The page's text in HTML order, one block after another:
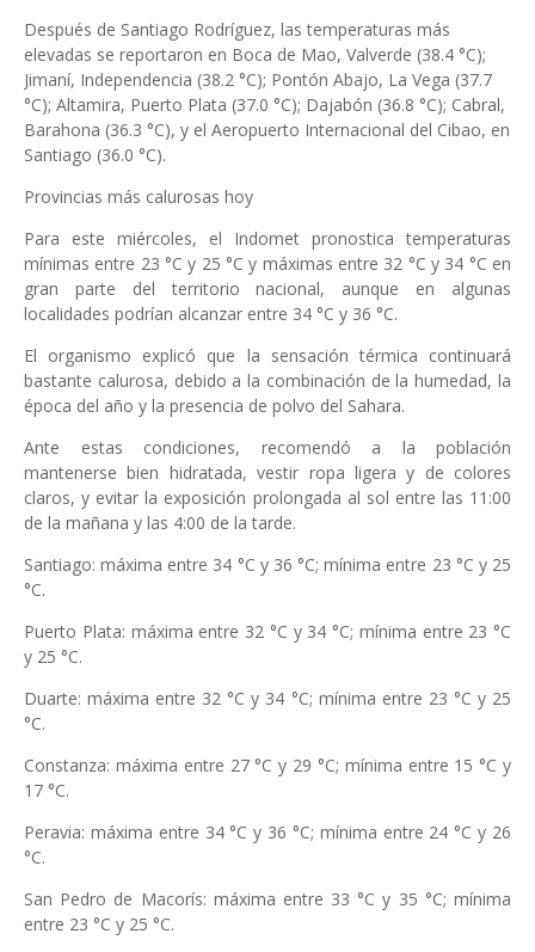
Después de Santiago Rodríguez, las temperaturas más
elevadas se reportaron en Boca de Mao, Valverde (38.4 °C);
Jimaní, Independencia (38.2 °C); Pontón Abajo, La Vega (37.7
°C); Altamira, Puerto Plata (37.0 °C); Dajabón (36.8 °C); Cabral,
Barahona (36.3 °C), y el Aeropuerto Internacional del Cibao, en
Santiago (36.0 °C).
Provincias más calurosas hoy
Para este miércoles, el Indomet pronostica temperaturas
mínimas entre 23 °C y 25 °C y máximas entre 32 °C y 34 °C en
gran parte del territorio nacional, aunque en algunas
localidades podrían alcanzar entre 34 °C y 36 °C.
El organismo explicó que la sensación térmica continuará
bastante calurosa, debido a la combinación de la humedad, la
época del año y la presencia de polvo del Sahara.
Ante estas condiciones, recomendó a la población
mantenerse bien hidratada, vestir ropa ligera y de colores
claros, y evitar la exposición prolongada al sol entre las 11:00
de la mañana y las 4:00 de la tarde.
Santiago: máxima entre 34 °C y 36 °C; mínima entre 23 °C y 25
°C.
Puerto Plata: máxima entre 32 °C y 34 °C; mínima entre 23 °C
y 25 °C.
Duarte: máxima entre 32 °C y 34 °C; mínima entre 23 °C y 25
°C.
Constanza: máxima entre 27 °C y 29 °C; mínima entre 15 °C y
17 °C.
Peravia: máxima entre 34 °C y 36 °C; mínima entre 24 °C y 26
°C.
San Pedro de Macorís: máxima entre 33 °C y 35 °C; mínima
entre 23 °C y 25 °C.